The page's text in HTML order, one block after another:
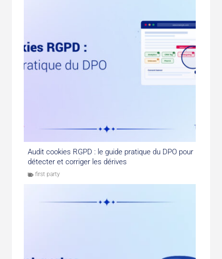
Audit cookies RGPD : le guide pratique du DPO pour
détecter et corriger les dérives
first party